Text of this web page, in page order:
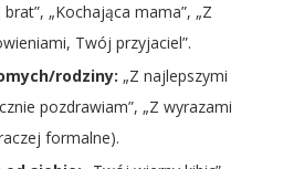
brat”, „Kochająca mama”, „Z
Twój przyjaciel”.
rodziny: „Z najlepszymi
pozdrawiam”, „Z wyrazami
formalne).